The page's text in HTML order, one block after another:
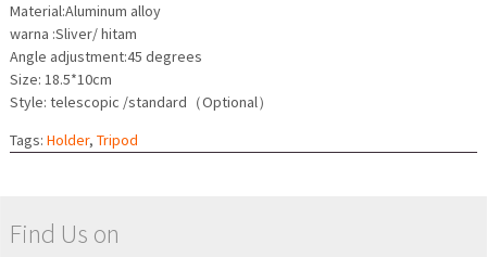
Material:Aluminum alloy
warna :Sliver/ hitam
Angle adjustment:45 degrees
Size: 18.5*10cm
Style: telescopic /standard（Optional）
Tags: Holder, Tripod
Find Us on